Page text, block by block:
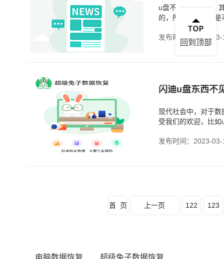
u盘不小心掉水里，
的，所以掉进水还
担心数据会丢失，
发布时间：2023-03-
闪迪u盘东西不
现代社会中，对于
受我们的欢迎，比
发布时间：2023-03-
首 页 上一页 122 123
电脑数据恢复 超级兔子数据恢复
回到顶部